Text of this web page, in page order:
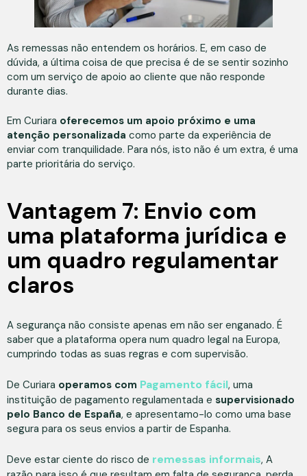
As remessas não entendem os horários. E, em caso de
dúvida, a última coisa de que precisa é de se sentir sozinho
com um serviço de apoio ao cliente que não responde
durante dias.
Em Curiara oferecemos um apoio próximo e uma
atenção personalizada como parte da experiência de
enviar com tranquilidade. Para nós, isto não é um extra, é uma
parte prioritária do serviço.
Vantagem 7: Envio com
uma plataforma jurídica e
um quadro regulamentar
claros
A segurança não consiste apenas em não ser enganado. É
saber que a plataforma opera num quadro legal na Europa,
cumprindo todas as suas regras e com supervisão.
De Curiara operamos com Pagamento fácil, uma
instituição de pagamento regulamentada e supervisionado
pelo Banco de España, e apresentamo-lo como uma base
segura para os seus envios a partir de Espanha.
Deve estar ciente do risco de remessas informais, A